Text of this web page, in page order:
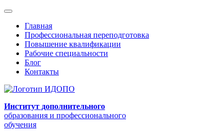
Главная
Профессиональная переподготовка
Повышение квалификации
Рабочие специальности
Блог
Контакты
Институт дополнительного
образования и профессионального
обучения